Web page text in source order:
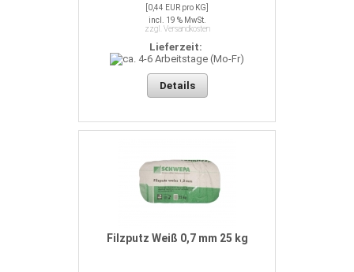
[0,44 EUR pro KG]
incl. 19 % MwSt.
zzgl. Versandkosten
Lieferzeit:
Details
Filzputz Weiß 0,7 mm 25 kg